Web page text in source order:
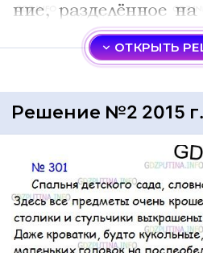
ОТКРЫТЬ
Решение №2 2015 г.